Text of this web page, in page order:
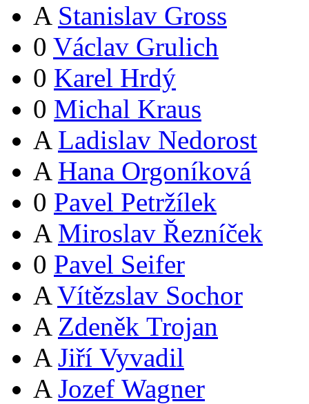
A Stanislav Gross
0 Václav Grulich
0 Karel Hrdý
0 Michal Kraus
A Ladislav Nedorost
A Hana Orgoníková
0 Pavel Petržílek
A Miroslav Řezníček
0 Pavel Seifer
A Vítězslav Sochor
A Zdeněk Trojan
A Jiří Vyvadil
A Jozef Wagner